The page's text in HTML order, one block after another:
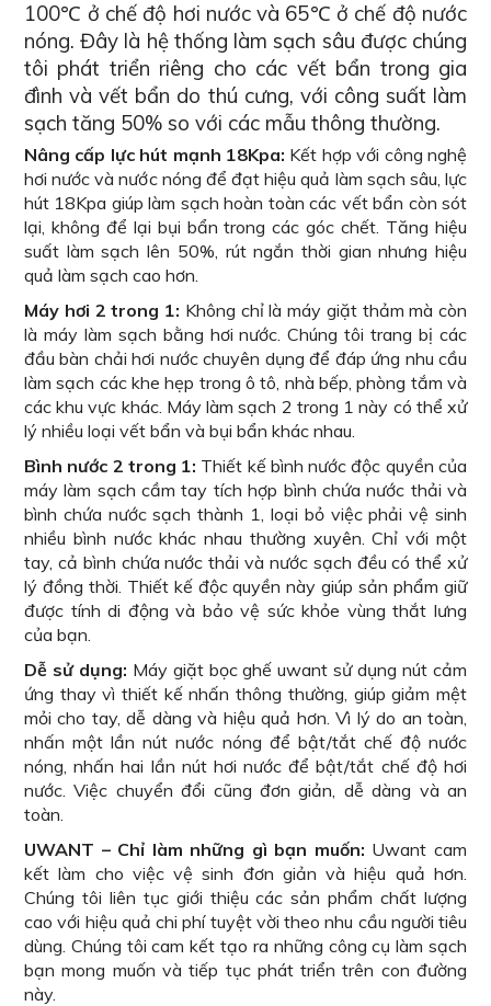
100℃ ở chế độ hơi nước và 65℃ ở chế độ nước
nóng. Đây là hệ thống làm sạch sâu được chúng
tôi phát triển riêng cho các vết bẩn trong gia
đình và vết bẩn do thú cưng, với công suất làm
sạch tăng 50% so với các mẫu thông thường.
Nâng cấp lực hút mạnh 18Kpa: Kết hợp với công nghệ
hơi nước và nước nóng để đạt hiệu quả làm sạch sâu, lực
hút 18Kpa giúp làm sạch hoàn toàn các vết bẩn còn sót
lại, không để lại bụi bẩn trong các góc chết. Tăng hiệu
suất làm sạch lên 50%, rút ngắn thời gian nhưng hiệu
quả làm sạch cao hơn.
Máy hơi 2 trong 1: Không chỉ là máy giặt thảm mà còn
là máy làm sạch bằng hơi nước. Chúng tôi trang bị các
đầu bàn chải hơi nước chuyên dụng để đáp ứng nhu cầu
làm sạch các khe hẹp trong ô tô, nhà bếp, phòng tắm và
các khu vực khác. Máy làm sạch 2 trong 1 này có thể xử
lý nhiều loại vết bẩn và bụi bẩn khác nhau.
Bình nước 2 trong 1: Thiết kế bình nước độc quyền của
máy làm sạch cầm tay tích hợp bình chứa nước thải và
bình chứa nước sạch thành 1, loại bỏ việc phải vệ sinh
nhiều bình nước khác nhau thường xuyên. Chỉ với một
tay, cả bình chứa nước thải và nước sạch đều có thể xử
lý đồng thời. Thiết kế độc quyền này giúp sản phẩm giữ
được tính di động và bảo vệ sức khỏe vùng thắt lưng
của bạn.
Dễ sử dụng: Máy giặt bọc ghế uwant sử dụng nút cảm
ứng thay vì thiết kế nhấn thông thường, giúp giảm mệt
mỏi cho tay, dễ dàng và hiệu quả hơn. Vì lý do an toàn,
nhấn một lần nút nước nóng để bật/tắt chế độ nước
nóng, nhấn hai lần nút hơi nước để bật/tắt chế độ hơi
nước. Việc chuyển đổi cũng đơn giản, dễ dàng và an
toàn.
UWANT – Chỉ làm những gì bạn muốn: Uwant cam
kết làm cho việc vệ sinh đơn giản và hiệu quả hơn.
Chúng tôi liên tục giới thiệu các sản phẩm chất lượng
cao với hiệu quả chi phí tuyệt vời theo nhu cầu người tiêu
dùng. Chúng tôi cam kết tạo ra những công cụ làm sạch
bạn mong muốn và tiếp tục phát triển trên con đường
này.